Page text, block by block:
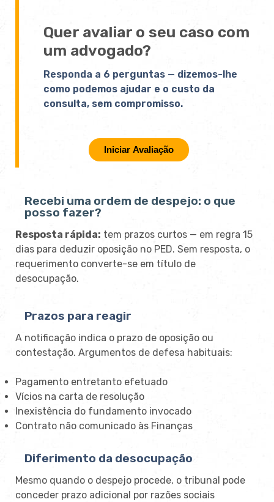
Iniciar Avaliação
Quer avaliar o seu caso com
um advogado?
Responda a 6 perguntas — dizemos-lhe
como podemos ajudar e o custo da
consulta, sem compromisso.
Recebi uma ordem de despejo: o que
posso fazer?
Resposta rápida: tem prazos curtos — em regra 15
dias para deduzir oposição no PED. Sem resposta, o
requerimento converte-se em título de
desocupação.
Prazos para reagir
A notificação indica o prazo de oposição ou
contestação. Argumentos de defesa habituais:
Pagamento entretanto efetuado
Vícios na carta de resolução
Inexistência do fundamento invocado
Contrato não comunicado às Finanças
Diferimento da desocupação
Mesmo quando o despejo procede, o tribunal pode
conceder prazo adicional por razões sociais